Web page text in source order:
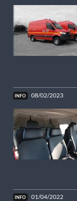
08/02/2023
01/04/2022